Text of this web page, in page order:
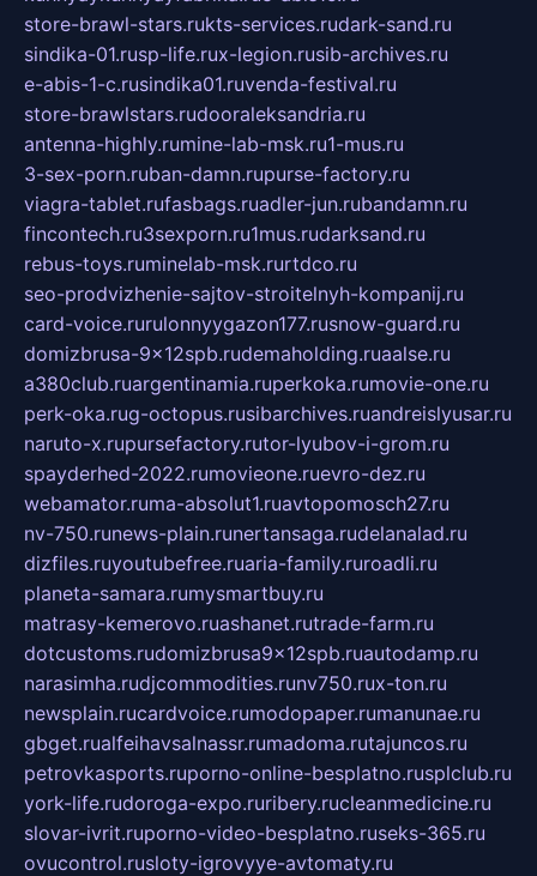
store-brawl-stars.rukts-services.rudark-sand.ru
sindika-01.rusp-life.rux-legion.rusib-archives.ru
e-abis-1-c.rusindika01.ruvenda-festival.ru
store-brawlstars.rudooraleksandria.ru
antenna-highly.rumine-lab-msk.ru1-mus.ru
3-sex-porn.ruban-damn.rupurse-factory.ru
viagra-tablet.rufasbags.ruadler-jun.rubandamn.ru
fincontech.ru3sexporn.ru1mus.rudarksand.ru
rebus-toys.ruminelab-msk.rurtdco.ru
seo-prodvizhenie-sajtov-stroitelnyh-kompanij.ru
card-voice.rurulonnyygazon177.rusnow-guard.ru
domizbrusa-9x12spb.rudemaholding.ruaalse.ru
a380club.ruargentinamia.ruperkoka.rumovie-one.ru
perk-oka.rug-octopus.rusibarchives.ruandreislyusar.ru
naruto-x.rupursefactory.rutor-lyubov-i-grom.ru
spayderhed-2022.rumovieone.ruevro-dez.ru
webamator.ruma-absolut1.ruavtopomosch27.ru
nv-750.runews-plain.runertansaga.rudelanalad.ru
dizfiles.ruyoutubefree.ruaria-family.ruroadli.ru
planeta-samara.rumysmartbuy.ru
matrasy-kemerovo.ruashanet.rutrade-farm.ru
dotcustoms.rudomizbrusa9x12spb.ruautodamp.ru
narasimha.rudjcommodities.runv750.rux-ton.ru
newsplain.rucardvoice.rumodopaper.rumanunae.ru
gbget.rualfeihavsalnassr.rumadoma.rutajuncos.ru
petrovkasports.ruporno-online-besplatno.rusplclub.ru
york-life.rudoroga-expo.ruribery.rucleanmedicine.ru
slovar-ivrit.ruporno-video-besplatno.ruseks-365.ru
ovucontrol.rusloty-igrovyye-avtomaty.ru